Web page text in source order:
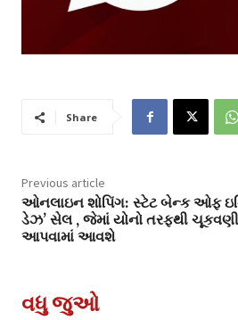
Share
Previous article
ઓનલાઇન શોપિંગ: સ્ટેટ બેન્ક ઓફ
ડેઝ’ સેલ , જેમાં યોનો તરફથી
આપવામાં આવશે
વધુ જુઓ